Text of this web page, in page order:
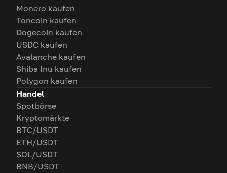
Monero kaufen
Toncoin kaufen
Dogecoin kaufen
USDC kaufen
Avalanche kaufen
Shiba Inu kaufen
Polygon kaufen
Handel
Spotbörse
Kryptomärkte
BTC/USDT
ETH/USDT
SOL/USDT
BNB/USDT